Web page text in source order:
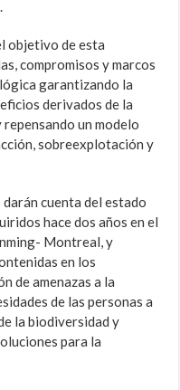
objetivo de esta
compromisos y marcos
garantizando la
derivados de la
un modelo
sobreexplotación y
cuenta del estado
hace dos años en el
Montreal, y
en los
de amenazas a la
de las personas a
la biodiversidad y
para la